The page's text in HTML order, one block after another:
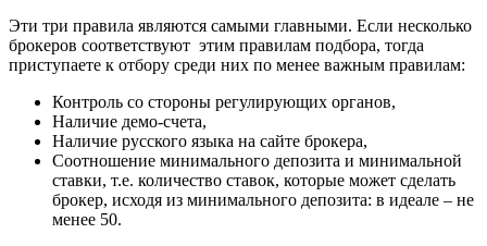
Эти три правила являются самыми главными. Если несколько
брокеров соответствуют этим правилам подбора, тогда
приступаете к отбору среди них по менее важным правилам:
Контроль со стороны регулирующих органов,
Наличие демо-счета,
Наличие русского языка на сайте брокера,
Соотношение минимального депозита и минимальной
ставки, т.е. количество ставок, которые может сделать
брокер, исходя из минимального депозита: в идеале – не
менее 50.